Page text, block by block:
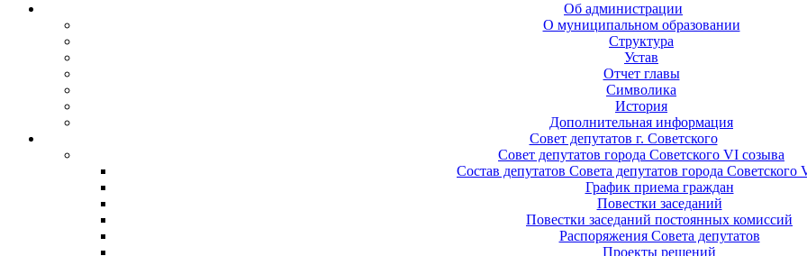
Об администрации
О муниципальном образовании
Структура
Устав
Отчет главы
Символика
История
Дополнительная информация
Совет депутатов г. Советского
Совет депутатов города Советского VI созыва
Состав депутатов Совета депутатов города Советского
График приема граждан
Повестки заседаний
Повестки заседаний постоянных комиссий
Распоряжения Совета депутатов
Проекты решений